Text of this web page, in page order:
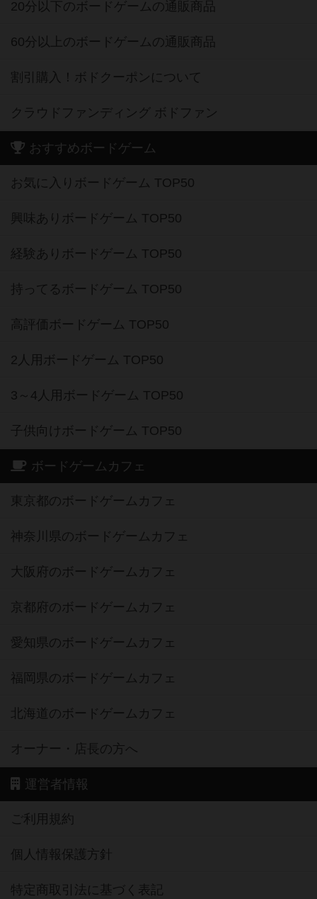
20分以下のボードゲームの通販商品
60分以上のボードゲームの通販商品
割引購入！ボドクーポンについて
クラウドファンディング ボドファン
おすすめボードゲーム
お気に入りボードゲーム TOP50
興味ありボードゲーム TOP50
経験ありボードゲーム TOP50
持ってるボードゲーム TOP50
高評価ボードゲーム TOP50
2人用ボードゲーム TOP50
3～4人用ボードゲーム TOP50
子供向けボードゲーム TOP50
ボードゲームカフェ
東京都のボードゲームカフェ
神奈川県のボードゲームカフェ
大阪府のボードゲームカフェ
京都府のボードゲームカフェ
愛知県のボードゲームカフェ
福岡県のボードゲームカフェ
北海道のボードゲームカフェ
オーナー・店長の方へ
運営者情報
ご利用規約
個人情報保護方針
特定商取引法に基づく表記